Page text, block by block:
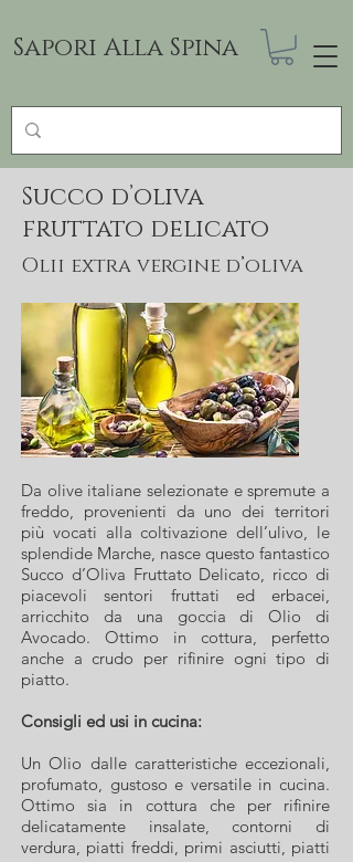
Sapori Alla Spina
Succo d’oliva
fruttato delicato
Olii extra vergine d’oliva
Da olive italiane selezionate e spremute a
freddo, provenienti da uno dei territori
più vocati alla coltivazione dell’ulivo, le
splendide Marche, nasce questo fantastico
Succo d’Oliva Fruttato Delicato, ricco di
piacevoli sentori fruttati ed erbacei,
arricchito da una goccia di Olio di
Avocado. Ottimo in cottura, perfetto
anche a crudo per rifinire ogni tipo di
piatto.
Consigli ed usi in cucina:
Un Olio dalle caratteristiche eccezionali,
profumato, gustoso e versatile in cucina.
Ottimo sia in cottura che per rifinire
delicatamente insalate, contorni di
verdura, piatti freddi, primi asciutti, piatti